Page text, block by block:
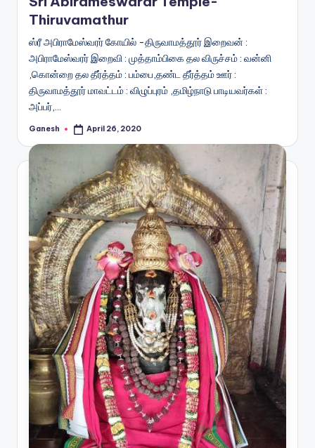
Thiruvamathur
ஸ்ரீ அபிராமேஸ்வரர் கோயில் -திருவாமத்தூர் இறைவன் :
அபிராமேஸ்வரர் இறைவி : முத்தாம்பிகை தல விருச்சம் : வன்னி
,கொன்றை தல தீர்த்தம் : பம்பை,தண்ட தீர்த்தம் ஊர் :
திருவாமத்தூர் மாவட்டம் : விழுப்புரம் ,தமிழ்நாடு பாடியவர்கள் :
அப்பர்,…
Posted
Ganesh April 26, 2020